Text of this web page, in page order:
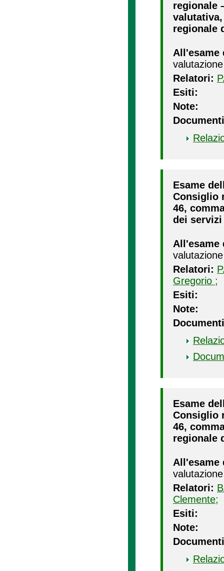
regionale
regionale
All'esame
valutazione
Relatori:
Esiti:
Note:
Esame
Consiglio
46,
dei
All'esame
valutazione
Relatori:
Gregorio ;
Esiti:
Note:
Esame
Consiglio
46,
regionale
All'esame
valutazione
Relatori:
Clemente;
Esiti:
Note: